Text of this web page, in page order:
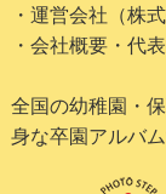
・運営会社（株
・会社概要・代
全国の幼稚園・
身な卒園アルバ